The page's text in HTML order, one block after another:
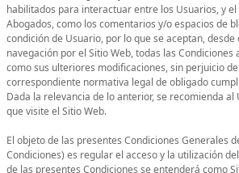
habilitados para interactuar entre los Usuarios, y el
Abogados, como los comentarios y/o espacios de
condición de Usuario, por lo que se aceptan, desde
navegación por el Sitio Web, todas las Condiciones
como sus ulteriores modificaciones, sin perjuicio
correspondiente normativa legal de obligado
Dada la relevancia de lo anterior, se recomienda
que visite el Sitio Web.
El objeto de las presentes Condiciones Generales
Condiciones) es regular el acceso y la utilización
de las presentes Condiciones se entenderá como